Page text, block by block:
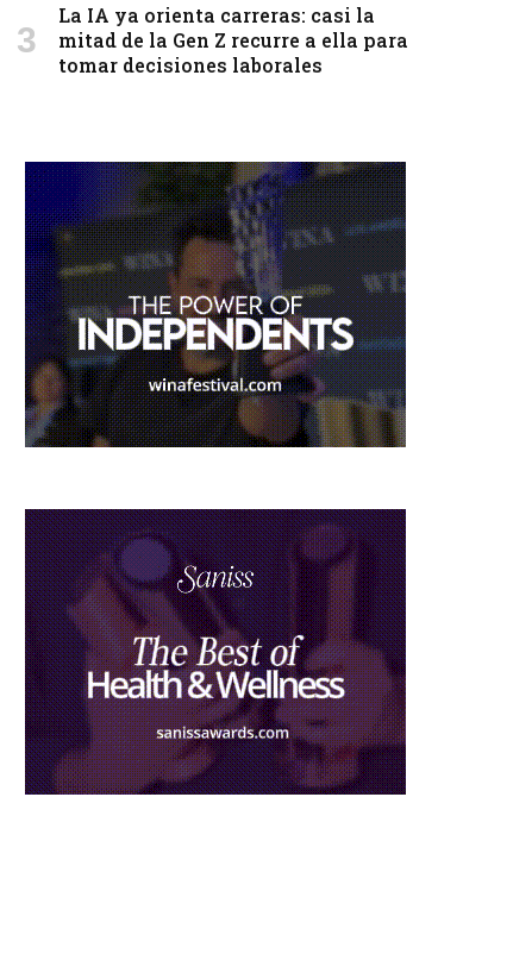
La IA ya orienta carreras: casi la
mitad de la Gen Z recurre a ella para
tomar decisiones laborales